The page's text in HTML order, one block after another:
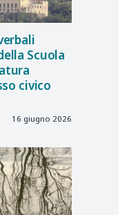
Scuola
civico
16 giugno 2026